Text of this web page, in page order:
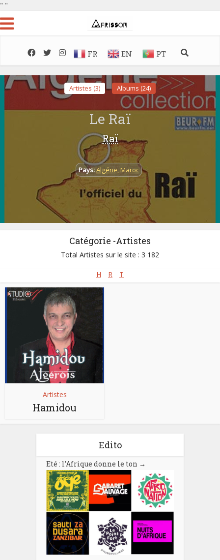
" "
FR EN PT
Artistes (3) Albums (24)
Le Raï
Raï
Pays:Algérie,Maroc
Catégorie -Artistes
Total Artistes sur le site : 3 182
H R T
Artistes
Hamidou
Edito
Eté : l’Afrique donne le ton →